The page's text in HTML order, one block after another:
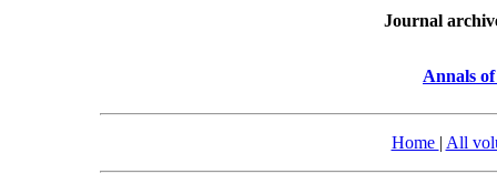
Journal
Annals
Home | All